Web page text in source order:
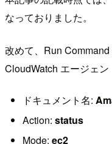
なっておりました。
改めて、Run
CloudWatch エージェン
ドキュメント名:
Action: status
Mode: ec2